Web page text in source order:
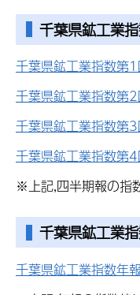
千葉県鉱工業
千葉県鉱工業指数第
千葉県鉱工業指数第
千葉県鉱工業指数第
千葉県鉱工業指数第
※上記,四半期報の指
千葉県鉱工業
千葉県鉱工業指数年